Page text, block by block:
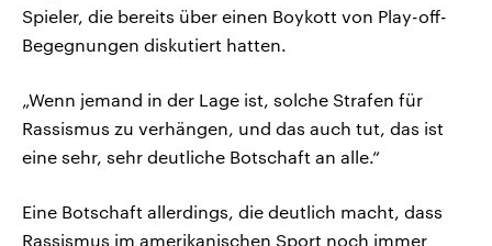
Spieler, die bereits über einen Boykott von Play-off-
Begegnungen diskutiert hatten.
„Wenn jemand in der Lage ist, solche Strafen für
Rassismus zu verhängen, und das auch tut, das ist
eine sehr, sehr deutliche Botschaft an alle.“
Eine Botschaft allerdings, die deutlich macht, dass
Rassismus im amerikanischen Sport noch immer